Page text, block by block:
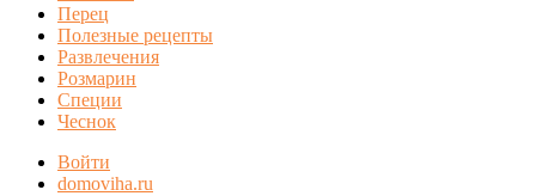
Перец
Полезные рецепты
Развлечения
Розмарин
Специи
Чеснок
Войти
domoviha.ru